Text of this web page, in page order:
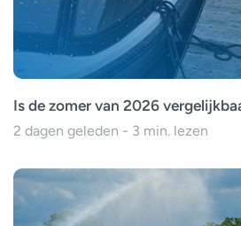
Is de zomer van 2026
2 dagen geleden - 3 min. lezen